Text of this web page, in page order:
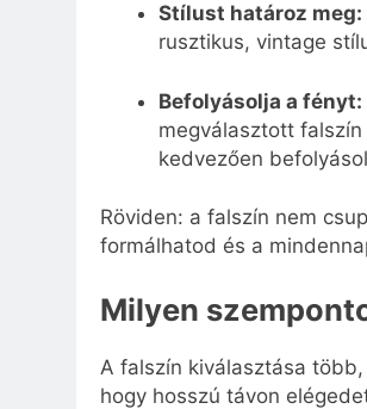
Stílust határoz meg:
rusztikus, vintage
Befolyásolja a fényt:
megválasztott
kedvezően
Röviden: a falszín nem
formálhatod és a
Milyen
A falszín kiválasztása
hogy hosszú távon